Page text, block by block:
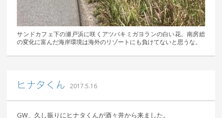
サンドカフェ下の瀬戸浜に咲くアツバキミガヨランの白い花。南房総
の変化に富んだ海岸環境は海外のリゾートにも負けてないと思うな。
ヒナタくん 2017.5.16込山 敏郎
GW、久し振りにヒナタくんが酒々井から来ました。